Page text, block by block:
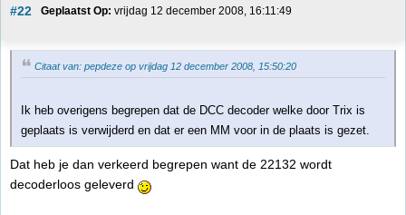
#22 Geplaatst Op: vrijdag 12 december 2008, 16:11:49
Citaat van: pepdeze op vrijdag 12 december 2008, 15:50:20
Ik heb overigens begrepen dat de DCC decoder welke door Trix is
geplaats is verwijderd en dat er een MM voor in de plaats is gezet.
Dat heb je dan verkeerd begrepen want de 22132 wordt
decoderloos geleverd